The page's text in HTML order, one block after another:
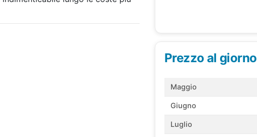
Prezzo al giorno
Maggio
Giugno
Luglio